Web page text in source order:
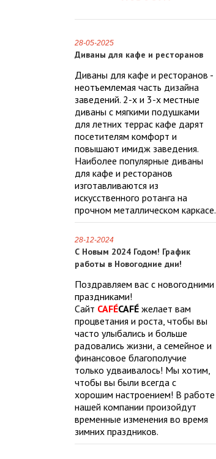
28-05-2025
Диваны для кафе и ресторанов
Диваны для кафе и ресторанов -
неотъемлемая часть дизайна
заведений. 2-х и 3-х местные
диваны с мягкими подушками
для летних террас кафе дарят
посетителям комфорт и
повышают имидж заведения.
Наиболее популярные диваны
для кафе и ресторанов
изготавливаются из
искусственного ротанга на
прочном металлическом каркасе.
28-12-2024
С Новым 2024 Годом! График
работы в Новогодние дни!
Поздравляем вас с новогодними
праздниками!
Сайт CAFÉCAFÉ желает вам
процветания и роста, чтобы вы
часто улыбались и больше
радовались жизни, а семейное и
финансовое благополучие
только удваивалось! Мы хотим,
чтобы вы были всегда с
хорошим настроением! В работе
нашей компании произойдут
временные изменения во время
зимних праздников.